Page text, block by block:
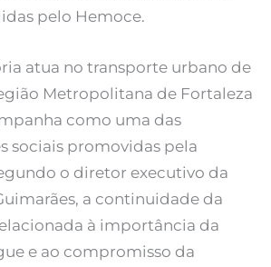
pelo Hemoce.
atua no transporte urbano de
Metropolitana de Fortaleza
como uma das
sociais promovidas pela
o diretor executivo da
a continuidade da
à importância da
e ao compromisso da